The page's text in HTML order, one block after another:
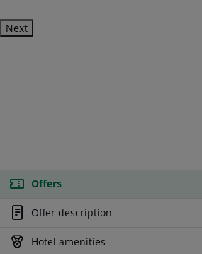
Next
Offers
Offer description
Hotel amenities